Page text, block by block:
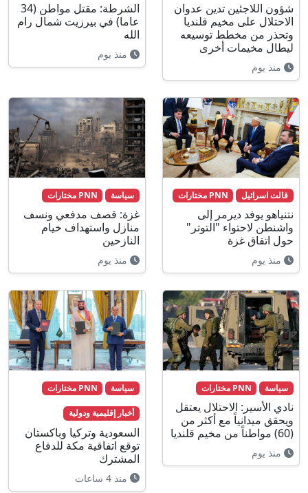
شؤون اللاجئين تدين عدوان
الاحتلال على مخيم قلنديا
وتحذر من مخطط توسيعه
ليطال مخيمات أخرى
منذ يوم
الشرطة: مقتل مواطن (34
عاما) في بيرزيت شمال رام
الله
منذ يوم
قالت اسرائيل PNN مختارات
نتنياهو يوفد ديرمر إلى
واشنطن لاحتواء "التوتر"
حول اتفاق غزة
منذ يوم
سياسة PNN مختارات
غزة: قصف مدفعي ونسف
منازل واستهداف خيام
النازحين
منذ يوم
سياسة PNN مختارات
نادي الأسير: الاحتلال يعتقل
ويحقق ميدانياً مع أكثر من
(60) مواطناً من مخيم قلنديا
منذ يوم
سياسة PNN مختارات
أخبار إقليمية ودولية
السعودية وتركيا وباكستان
توقع اتفاقية مكة للدفاع
المشترك
منذ 4 ساعات